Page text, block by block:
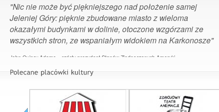
"Nic nie może być piękniejszego nad położenie samej
Jeleniej Góry: pięknie zbudowane miasto z wieloma
okazałymi budynkami w dolinie, otoczone wzgórzami ze
wszystkich stron, ze wspaniałym widokiem na Karkonosze"
John Quincy Adams – szósty prezydent Stanów Zjednoczonych Ameryki